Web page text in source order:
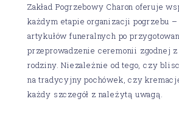
Zakład Pogrzebowy Charon oferuje
każdym etapie organizacji pogrzebu
artykułów funeralnych po
przeprowadzenie ceremonii zgodnej
rodziny. Niezależnie od tego, czy
na tradycyjny pochówek, czy
każdy szczegół z należytą uwagą.